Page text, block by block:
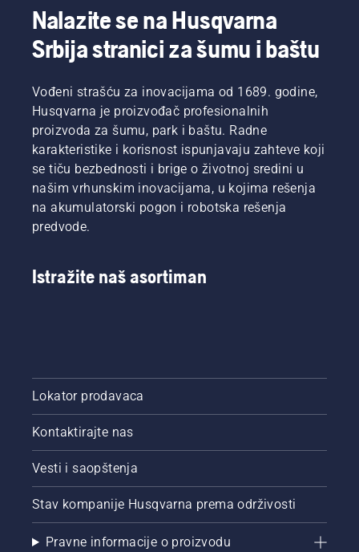
Nalazite se na Husqvarna
Srbija stranici za šumu i baštu
Vođeni strašću za inovacijama od 1689. godine,
Husqvarna je proizvođač profesionalnih
proizvoda za šumu, park i baštu. Radne
karakteristike i korisnost ispunjavaju zahteve koji
se tiču bezbednosti i brige o životnoj sredini u
našim vrhunskim inovacijama, u kojima rešenja
na akumulatorski pogon i robotska rešenja
predvode.
Istražite naš asortiman
Lokator prodavaca
Kontaktirajte nas
Vesti i saopštenja
Stav kompanije Husqvarna prema održivosti
Pravne informacije o proizvodu